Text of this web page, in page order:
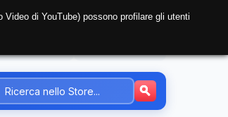
di YouTube) possono profilare gli utenti